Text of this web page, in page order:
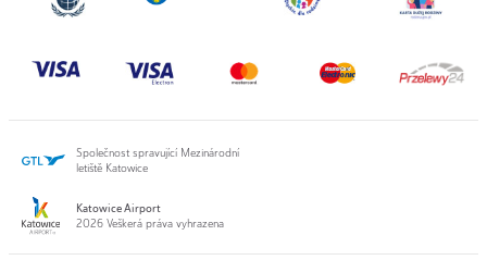
Společnost spravující Mezinárodní
letiště Katowice
Katowice Airport
2026 Veškerá práva vyhrazena